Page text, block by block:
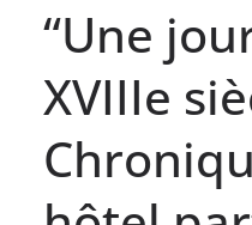
“Une
XVIIIe